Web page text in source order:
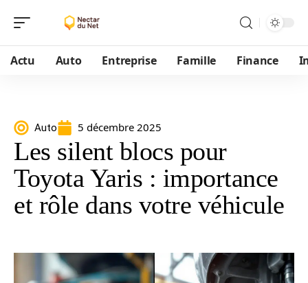
Actu Auto Entreprise Famille Finance
Auto 5 décembre 2025
Les silent blocs pour
Toyota Yaris : importance
et rôle dans votre véhicule